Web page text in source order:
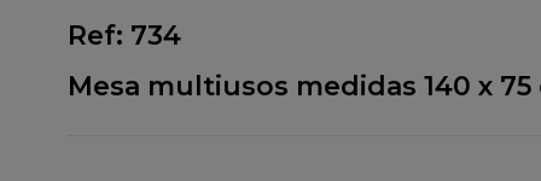
Ref: 734
Mesa multiusos medidas 140 x 75